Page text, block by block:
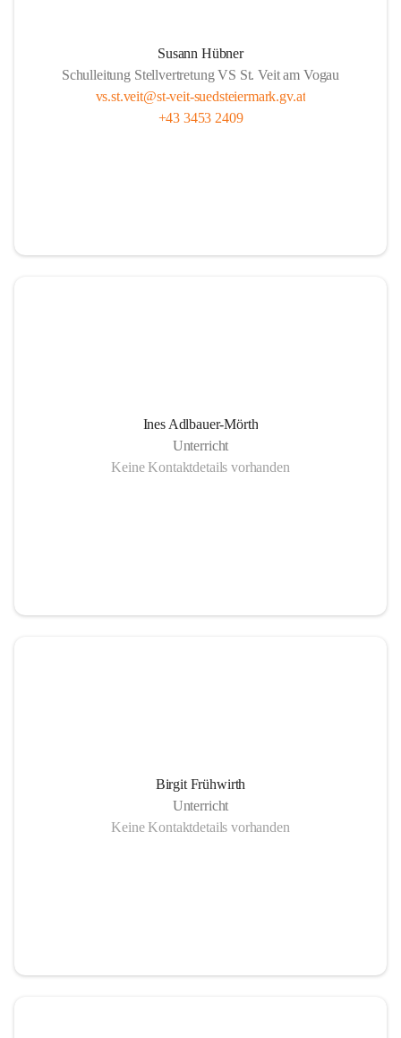
Susann Hübner
Schulleitung Stellvertretung VS St. Veit am Vogau
vs.st.veit@st-veit-suedsteiermark.gv.at
+43 3453 2409
Ines Adlbauer-Mörth
Unterricht
Keine Kontaktdetails vorhanden
Birgit Frühwirth
Unterricht
Keine Kontaktdetails vorhanden